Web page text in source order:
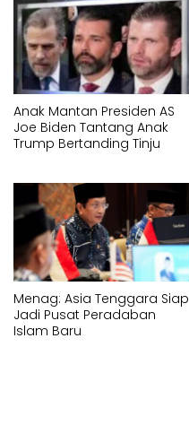
Anak Mantan Presiden AS
Joe Biden Tantang Anak
Trump Bertanding Tinju
Menag: Asia Tenggara Siap
Jadi Pusat Peradaban
Islam Baru